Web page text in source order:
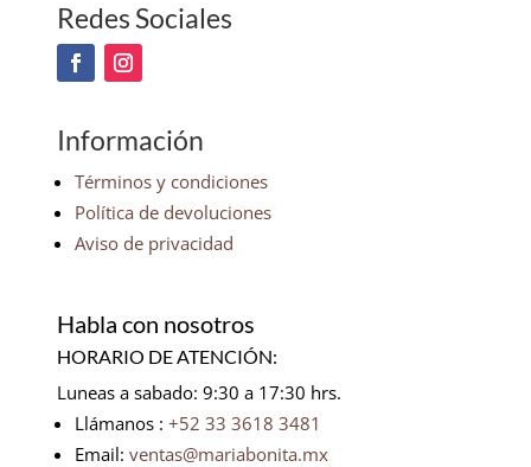
Redes Sociales
Información
Términos y condiciones
Política de devoluciones
Aviso de privacidad
Habla con nosotros
HORARIO DE ATENCIÓN:
Luneas a sabado: 9:30 a 17:30 hrs.
Llámanos : +52 33 3618 3481
Email: ventas@mariabonita.mx